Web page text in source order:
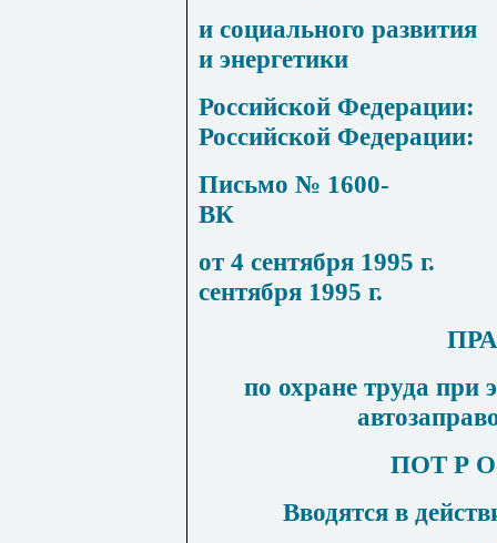
и социального развития
и энергетики
Российской Федерации:
Российской Федерации:
Письмо № 1600-
ВК
от 4 сентября 1995 г.
сентября 1995 г.
по охране труда при
ПОТ Р О
Вводятся в